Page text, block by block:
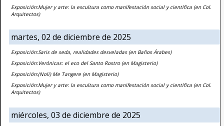
Exposición:Mujer y arte: la escultura como manifestación social y científica (en Col.
Arquitectos)
martes, 02 de diciembre de 2025
Exposición:Saris de seda, realidades desveladas (en Baños Árabes)
Exposición:Verónicas: el eco del Santo Rostro (en Magisterio)
Exposición:(Noli) Me Tangere (en Magisterio)
Exposición:Mujer y arte: la escultura como manifestación social y científica (en Col.
Arquitectos)
miércoles, 03 de diciembre de 2025